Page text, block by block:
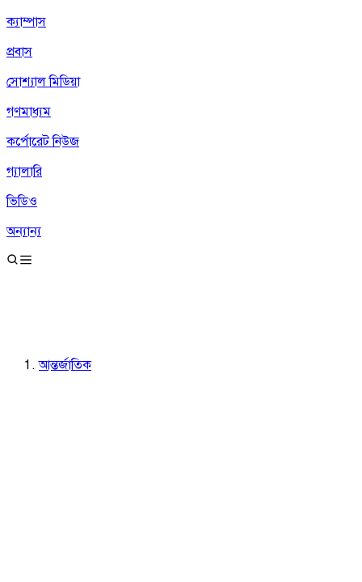
ক্যাম্পাস
প্রবাস
সোশ্যাল মিডিয়া
গণমাধ্যম
কর্পোরেট নিউজ
গ্যালারি
ভিডিও
অন্যান্য
আন্তর্জাতিক